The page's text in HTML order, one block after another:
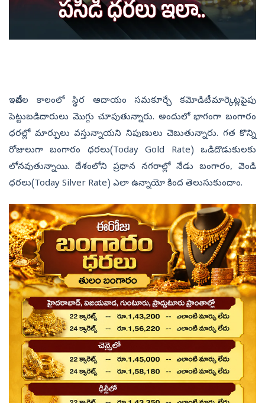
ఇటీవల కాలంలో స్థిర ఆదాయం సమకూర్చే కమోడిటీ మార్కెట్లపైపు
పెట్టుబడిదారులు మొగ్గు చూపుతున్నారు. అందులో భాగంగా బంగారం
ధరల్లో మార్పులు వస్తున్నాయని నిపుణులు చెబుతున్నారు. గత కొన్ని
రోజులుగా బంగారం ధరలు(Today Gold Rate) ఒడిదొడుకులకు
లోనవుతున్నాయి. దేశంలోని ప్రధాన నగరాల్లో నేడు బంగారం, వెండి
ధరలు(Today Silver Rate) ఎలా ఉన్నాయో కింద తెలుసుకుందాం.